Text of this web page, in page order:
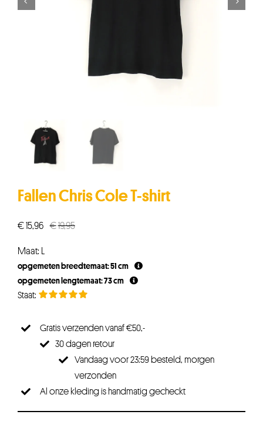
Fallen Chris Cole T-shirt
€19,95Oorspronkelijke
€19,95.
€15,96
Huidige
€15,96.
Maat: L
opgemeten breedtemaat: 51 cm
opgemeten lengtemaat: 73 cm
Gratis verzenden vanaf €50,-
30 dagen retour
Vandaag voor 23:59 besteld, morgen
verzonden
Al onze kleding is handmatig gecheckt